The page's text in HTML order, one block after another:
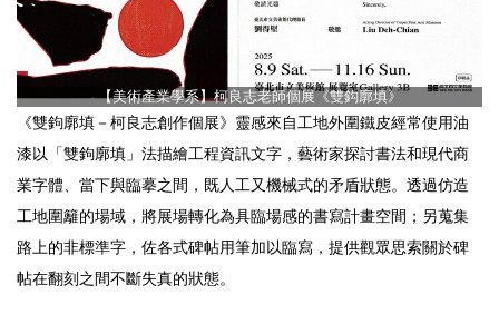
【美術產業學系】柯良志老師個展《雙鈎廓填》
《雙鉤廓填－柯良志創作個展》靈感來自工地外圍鐵皮經常使用油
漆以「雙鉤廓填」法描繪工程資訊文字，藝術家探討書法和現代商
業字體、當下與臨摹之間，既人工又機械式的矛盾狀態。透過仿造
工地圍籬的場域，將展場轉化為具臨場感的書寫計畫空間；另蒐集
路上的非標準字，佐各式碑帖用筆加以臨寫，提供觀眾思索關於碑
帖在翻刻之間不斷失真的狀態。